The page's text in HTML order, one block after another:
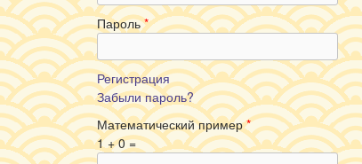
Пароль*
Регистрация
Забыли пароль?
Математический пример*
1 + 0 =